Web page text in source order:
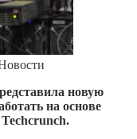
новую
на основе
Techcrunch.